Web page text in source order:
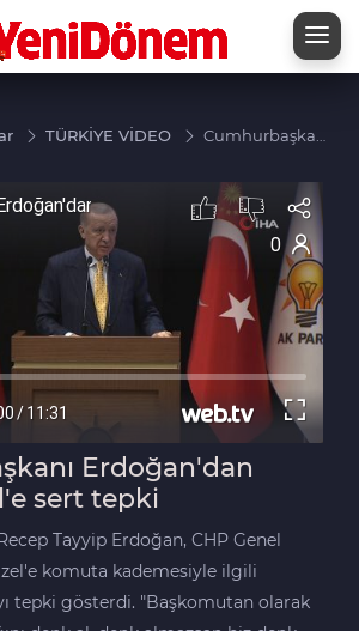
TÜRKİYE VİDEO
Cumhurbaşkanı
sert tepki
Erdoğan'dan
sert tepki
Tayyip Erdoğan, CHP Genel
komuta kademesiyle ilgili
tepki gösterdi. "Başkomutan olarak